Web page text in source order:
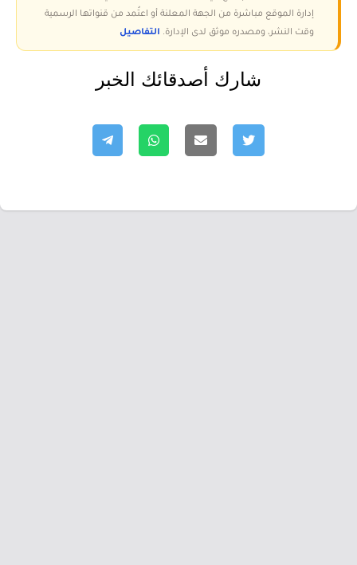
إدارة الموقع مباشرة من الجهة المعلنة أو اعتُمد من قنواتها الرسمية
وقت النشر، ومصدره موثق لدى الإدارة. التفاصيل
شارك أصدقائك الخبر